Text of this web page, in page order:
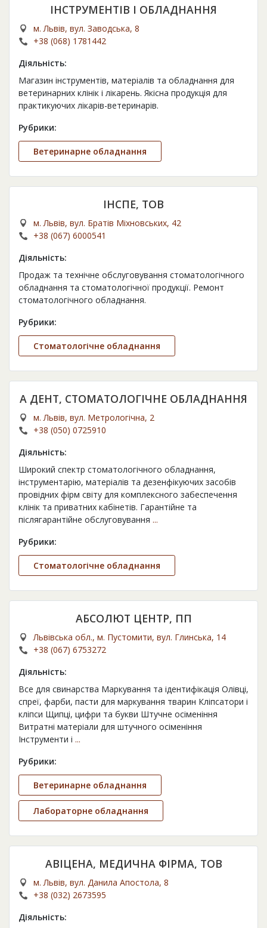
ІНСТРУМЕНТІВ І ОБЛАДНАННЯ
м. Львів, вул. Заводська, 8
+38 (068) 1781442
Діяльність:
Магазин інструментів, матеріалів та обладнання для
ветеринарних клінік і лікарень. Якісна продукція для
практикуючих лікарів-ветеринарів.
Рубрики:
Ветеринарне обладнання
ІНСПЕ, ТОВ
м. Львів, вул. Братів Міхновських, 42
+38 (067) 6000541
Діяльність:
Продаж та технічне обслуговування стоматологічного
обладнання та стоматологічної продукції. Ремонт
стоматологічного обладнання.
Рубрики:
Стоматологічне обладнання
А ДЕНТ, СТОМАТОЛОГІЧНЕ ОБЛАДНАННЯ
м. Львів, вул. Метрологічна, 2
+38 (050) 0725910
Діяльність:
Широкий спектр стоматологічного обладнання,
інструментарію, матеріалів та дезенфікуючих засобів
провідних фірм світу для комплексного забеспечення
клінік та приватних кабінетів. Гарантійне та
післягарантійне обслуговування ...
Рубрики:
Стоматологічне обладнання
АБСОЛЮТ ЦЕНТР, ПП
Львівська обл., м. Пустомити, вул. Глинська, 14
+38 (067) 6753272
Діяльність:
Все для свинарства Маркування та ідентифікація Олівці,
спреї, фарби, пасти для маркування тварин Кліпсатори і
кліпси Щипці, цифри та букви Штучне осіменіння
Витратні матеріали для штучного осіменіння
Інструменти і ...
Рубрики:
Ветеринарне обладнання
Лабораторне обладнання
АВІЦЕНА, МЕДИЧНА ФІРМА, ТОВ
м. Львів, вул. Данила Апостола, 8
+38 (032) 2673595
Діяльність: